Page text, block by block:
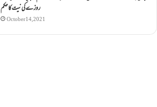
روزے کی نیت کا حکم
October 14, 2021